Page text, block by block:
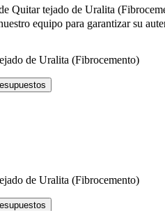
Quitar tejado de Uralita
equipo para garantizar su
de Uralita (Fibrocemento)
de Uralita (Fibrocemento)